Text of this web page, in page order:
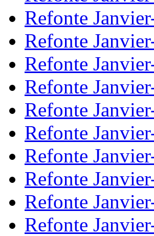
Refonte
Refonte
Refonte
Refonte
Refonte
Refonte
Refonte
Refonte
Refonte
Refonte